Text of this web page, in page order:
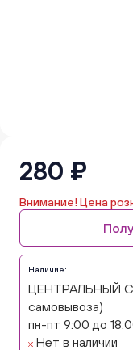
280 ₽
Внимание! Цена
Наличие:
ЦЕНТРАЛЬНЫЙ
самовывоза)
пн-пт 9:00 до
Нет в наличии